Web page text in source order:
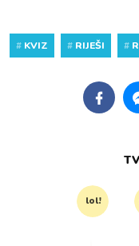
# KVIZ # RIJEŠI #
lol!